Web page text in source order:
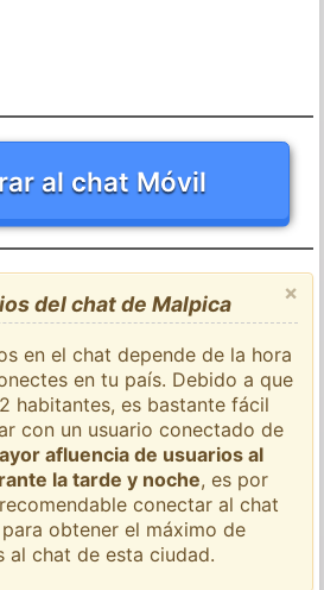
al chat Móvil
×
del chat de Malpica
en el chat depende de la hora
en tu país. Debido a que
habitantes, es bastante fácil
con un usuario conectado de
afluencia de usuarios al
la tarde y noche, es por
conectar al chat
obtener el máximo de
al chat de esta ciudad.